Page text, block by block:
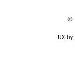
©
UX by